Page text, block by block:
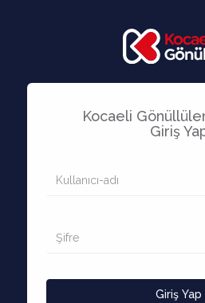
Kocaeli
Giriş
Giriş Yap